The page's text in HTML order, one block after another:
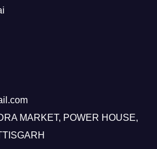
MARKET, POWER HOUSE,